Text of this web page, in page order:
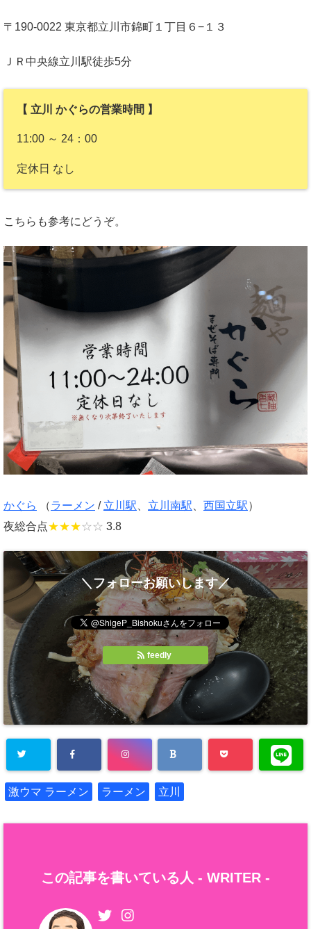
〒190-0022 東京都立川市錦町１丁目６−１３
ＪＲ中央線立川駅徒歩5分
【 立川 かぐらの営業時間 】
11:00 ～ 24：00
定休日 なし
こちらも参考にどうぞ。
かぐら （ラーメン / 立川駅 立川南駅 西国立駅）
夜総合点★★★☆☆ 3.8
＼フォローお願いします／
feedly
激ウマ ラーメン ラーメン 立川
この記事を書いている人 - WRITER -